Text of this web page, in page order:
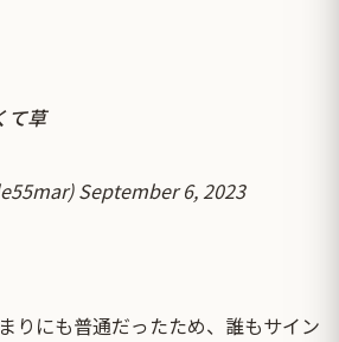
て草
September 6, 2023
りにも普通だったため、誰もサイン